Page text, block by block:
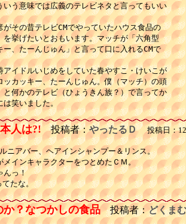
いう意味では広義のテレビネタと言ってもいい
がその昔テレビCMでやっていたハウス食品の
を挙げたいとおもいます。マッチが「六角型
ー、たーんじゅん」と言って口に入れるCMで
アイドルいじめをしていた春やすこ・けいこが
ッカッキー、たーんじゅん。僕（マッチ）の頭
と何かのテレビ（ひょうきん族？）で言ってか
は笑いました。
人は?! 投稿者：やったるＤ 投稿日：12
ニアバー、ヘアインシャンプー＆リンス。
メインキャラクターをつとめたＣＭ。
んっ！
？なつかしの食品投稿者：どくま